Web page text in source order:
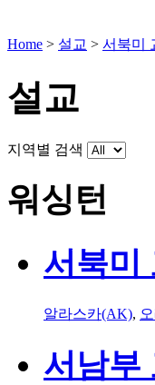
Home > 설교 > 서북미
설교
지역별 검색
워싱턴
서북미
알라스카(AK),
서남부